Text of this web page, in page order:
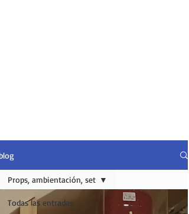
Todas las entradas
Props, ambientación, set